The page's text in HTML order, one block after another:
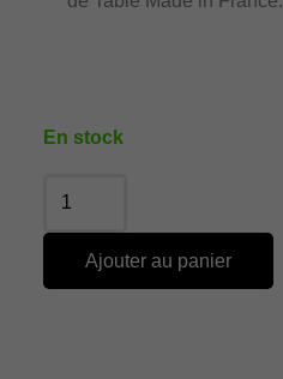
En stock
Ajouter au panier